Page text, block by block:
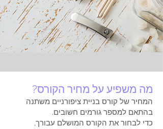
מה משפיע על מחיר הקורס?
המחיר של קורס בניית ציפורניים משתנה
בהתאם למספר גורמים חשובים.
כדי לבחור את הקורס המושלם עבורך,